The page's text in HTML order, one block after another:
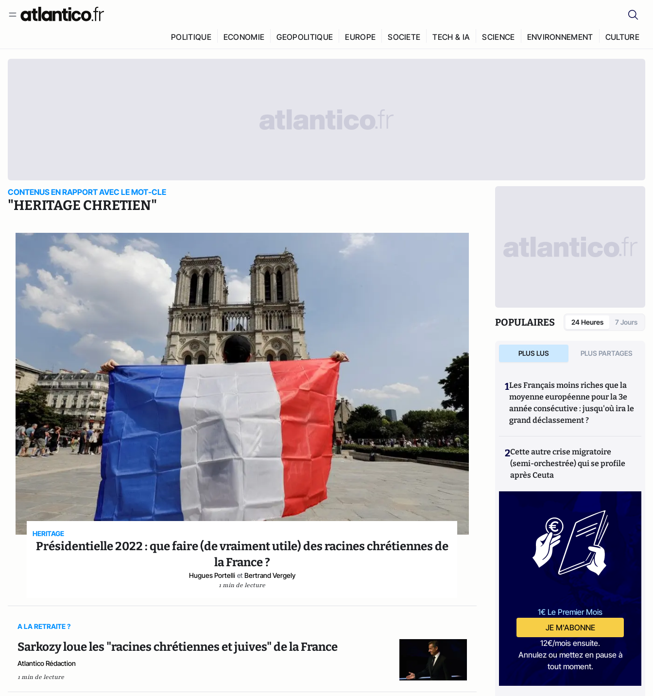
POLITIQUE ECONOMIE GEOPOLITIQUE EUROPE SOCIETE TECH & IA SCIENCE ENVIRONNEMENT CULTURE
CONTENUS EN RAPPORT AVEC LE MOT-CLE
"HERITAGE CHRETIEN"
HERITAGE
Présidentielle 2022 : que faire (de vraiment utile) des racines chrétiennes de
la France ?
Hugues Portelli et Bertrand Vergely
1 min de lecture
A LA RETRAITE ?
Sarkozy loue les "racines chrétiennes et juives" de la France
Atlantico Rédaction
1 min de lecture
POPULAIRES 24 Heures 7 Jours
PLUS LUS PLUS PARTAGES
1Les Français moins riches que la
moyenne européenne pour la 3e
année consécutive : jusqu'où ira le
grand déclassement ?
2Cette autre crise migratoire
(semi-orchestrée) qui se profile
après Ceuta
1€ Le Premier Mois
JE M'ABONNE
12€/mois ensuite.
Annulez ou mettez en pause à
tout moment.